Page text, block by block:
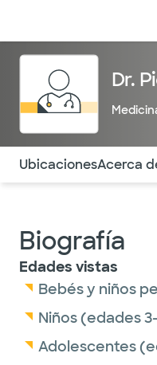
Dr.
Utilice esta navegación
UbicacionesAcerca
Biografía
Edades vistas
Bebés y niños
Niños (edades
Adolescentes